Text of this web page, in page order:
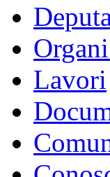
Lavori